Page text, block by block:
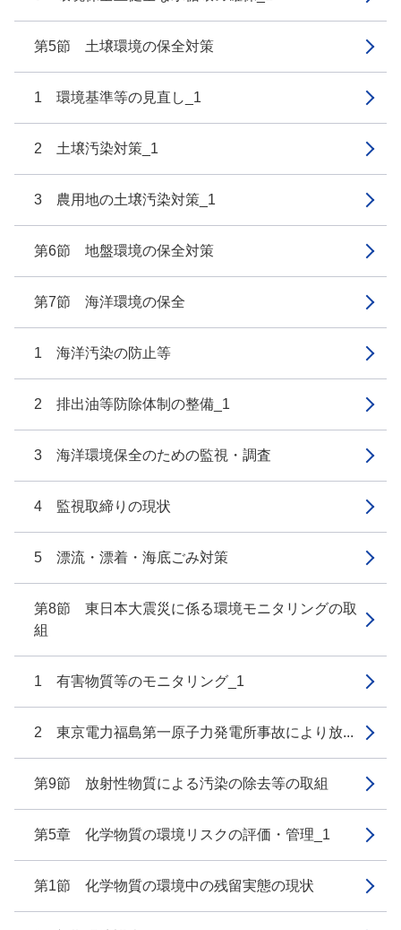
第5節 土壌環境の保全対策
1 環境基準等の見直し_1
2 土壌汚染対策_1
3 農用地の土壌汚染対策_1
第6節 地盤環境の保全対策
第7節 海洋環境の保全
1 海洋汚染の防止等
2 排出油等防除体制の整備_1
3 海洋環境保全のための監視・調査
4 監視取締りの現状
5 漂流・漂着・海底ごみ対策
第8節 東日本大震災に係る環境モニタリングの取
組
1 有害物質等のモニタリング_1
2 東京電力福島第一原子力発電所事故により放...
第9節 放射性物質による汚染の除去等の取組
第5章 化学物質の環境リスクの評価・管理_1
第1節 化学物質の環境中の残留実態の現状